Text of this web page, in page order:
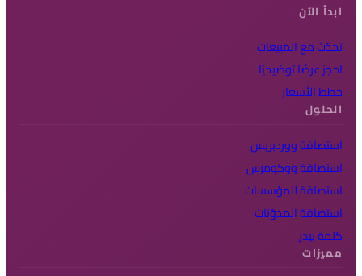
ابدأ الآن
تحدّث مع المبيعات
احجز عرضًا توضيحيًا
خطط الأسعار
الحلول
استضافة ووردبريس
استضافة ووكومرس
استضافة للمؤسسات
استضافة المدوّنات
كلمة بيدز
مميزات